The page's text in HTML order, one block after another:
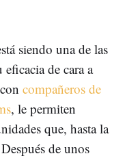
siendo una de las
de cara a
compañeros de
, le permiten
que, hasta la
de unos